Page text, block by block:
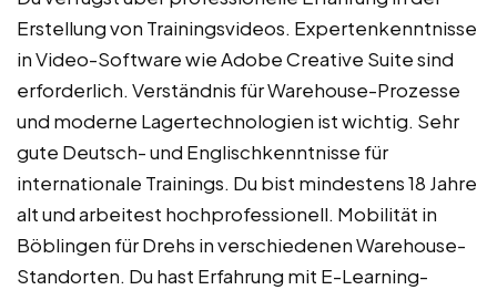
Erstellung von Trainingsvideos. Expertenkenntnisse
in Video-Software wie Adobe Creative Suite sind
erforderlich. Verständnis für Warehouse-Prozesse
und moderne Lagertechnologien ist wichtig. Sehr
gute Deutsch- und Englischkenntnisse für
internationale Trainings. Du bist mindestens 18 Jahre
alt und arbeitest hochprofessionell. Mobilität in
Böblingen für Drehs in verschiedenen Warehouse-
Standorten. Du hast Erfahrung mit E-Learning-